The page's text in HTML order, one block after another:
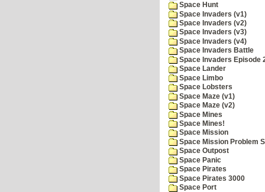
Space Hunt
Space Invaders (v1)
Space Invaders (v2)
Space Invaders (v3)
Space Invaders (v4)
Space Invaders Battle
Space Invaders Episode
Space Lander
Space Limbo
Space Lobsters
Space Maze (v1)
Space Maze (v2)
Space Mines
Space Mines!
Space Mission
Space Mission Problem
Space Outpost
Space Panic
Space Pirates
Space Pirates 3000
Space Port